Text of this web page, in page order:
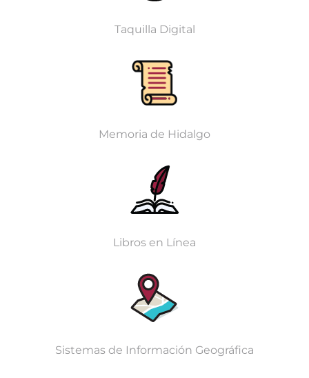
Taquilla Digital
Memoria de Hidalgo
Libros en Línea
Sistemas de Información Geográfica